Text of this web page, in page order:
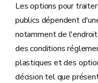
Les options pour
publics dépendent
notamment de
des conditions
plastiques et des
décision tel que